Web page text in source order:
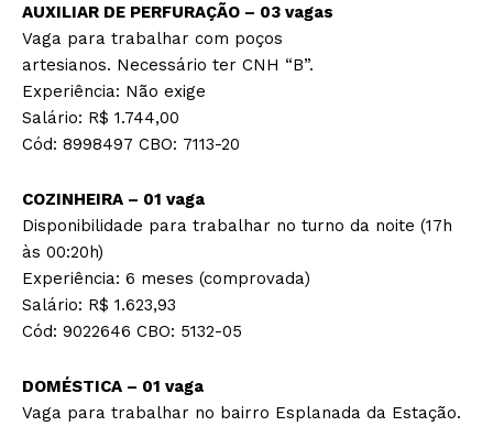
AUXILIAR DE PERFURAÇÃO – 03 vagas
Vaga para trabalhar com poços
artesianos. Necessário ter CNH “B”.
Experiência: Não exige
Salário: R$ 1.744,00
Cód: 8998497 CBO: 7113-20
COZINHEIRA – 01 vaga
Disponibilidade para trabalhar no turno da noite (17h
às 00:20h)
Experiência: 6 meses (comprovada)
Salário: R$ 1.623,93
Cód: 9022646 CBO: 5132-05
DOMÉSTICA – 01 vaga
Vaga para trabalhar no bairro Esplanada da Estação.